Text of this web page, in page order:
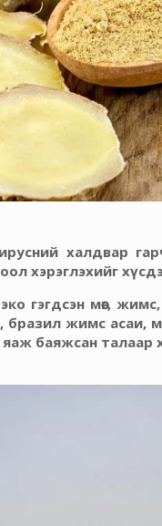
халдвар
хэрэглэхийг
гэгдсэн мөөг,
бразил жимс асаи,
яаж баяжсан талаар